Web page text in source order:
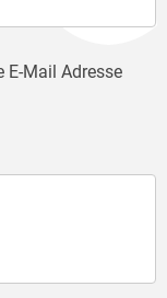
E-Mail Adresse